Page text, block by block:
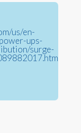
us/en-
ups-
surge-